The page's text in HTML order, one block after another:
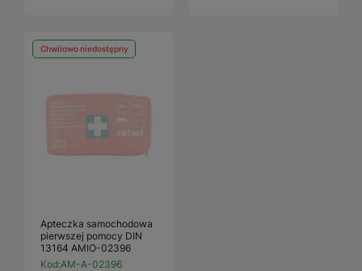
Chwilowo niedostępny
Apteczka samochodowa
pierwszej pomocy DIN
13164 AMIO-02396
Kod:AM-A-02396